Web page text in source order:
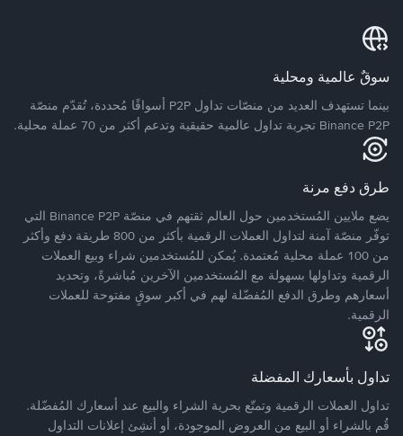
سوقٌ عالمية ومحلية
بينما تستهدف العديد من منصّات تداول P2P أسواقًا مُحددة، تُقدّم منصّة
Binance P2P تجربة تداول عالمية حقيقية وتدعم أكثر من 70 عملة محلية.
طرق دفع مرنة
يضع ملايين المُستخدمين حول العالم ثقتهم في منصّة Binance P2P التي
توفّر منصّة آمنة لتداول العملات الرقمية بأكثر من 800 طريقة دفع وأكثر
من 100 عملة محلية مُعتمدة. يُمكن للمُستخدمين شراء وبيع العملات
الرقمية وتداولها بسهولة مع المُستخدمين الآخرين مُباشرةً، وتحديد
أسعارهم وطرق الدفع المُفضّلة لهم في أكبر سوقٍ مفتوحة للعملات
الرقمية.
تداول بأسعارك المفضلة
تداول العملات الرقمية وتمتّع بحرية الشراء والبيع عند أسعارك المُفضّلة.
قُم بالشراء أو البيع من العروض الموجودة، أو أنشِئ إعلانات التداول